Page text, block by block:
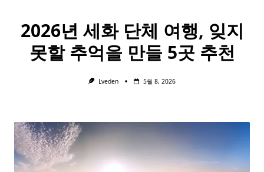
2026년 세화 단체 여행, 잊지
못할 추억을 만들 5곳 추천
Lveden 5월 8, 2026